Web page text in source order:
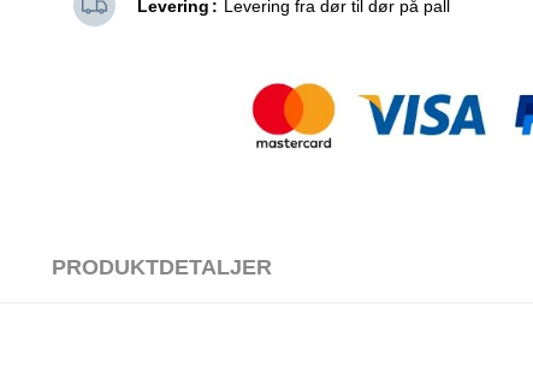
Levering Levering fra dør til dør på pall
PRODUKTDETALJER